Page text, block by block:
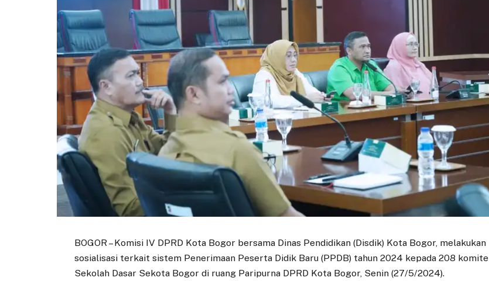
BOGOR – Komisi IV DPRD Kota Bogor bersama Dinas Pendidikan (Disdik) Kota Bogor, melakukan
sosialisasi terkait sistem Penerimaan Peserta Didik Baru (PPDB) tahun 2024 kepada 208 komite
Sekolah Dasar Sekota Bogor di ruang Paripurna DPRD Kota Bogor, Senin (27/5/2024).